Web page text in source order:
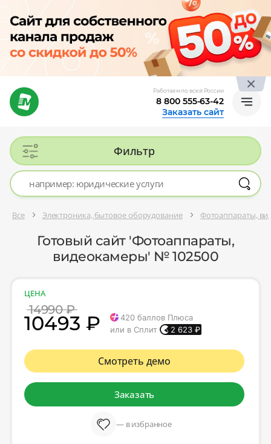
Работаем по всей России
8 800 555-63-42
Заказать сайт
Фильтр
Все Электроника, бытовое оборудование Фотоаппараты,
Готовый сайт 'Фотоаппараты,
видеокамеры' № 102500
ЦЕНА
14990 ₽
10493 ₽ 420 баллов Плюса
или в Сплит
2 623 ₽
Смотреть демо
Заказать
— в избранное